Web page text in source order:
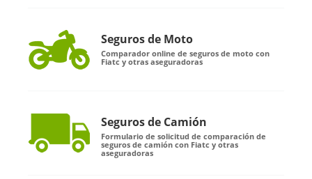
Seguros de Moto
Comparador online de seguros de moto con
Fiatc y otras aseguradoras
Seguros de Camión
Formulario de solicitud de comparación de
seguros de camión con Fiatc y otras
aseguradoras